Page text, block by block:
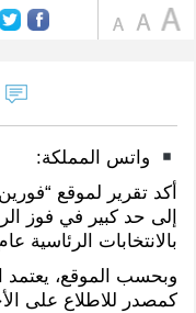
واتس المملكة:
أكد تقرير لموقع
إلى حد كبير في فوز
بالانتخابات الرئاسية عام 2017، قد يكون سببًا في
وبحسب الموقع، يعتمد
كمصدر للاطلاع على